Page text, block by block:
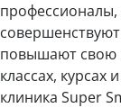
профессионалы,
повышают свою
классах, курсах
клиника Super